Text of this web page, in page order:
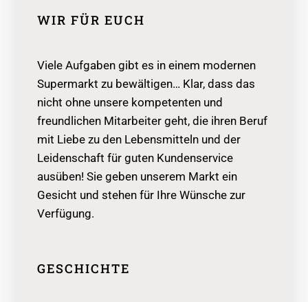
WIR FÜR EUCH
Viele Aufgaben gibt es in einem modernen
Supermarkt zu bewältigen… Klar, dass das
nicht ohne unsere kompetenten und
freundlichen Mitarbeiter geht, die ihren Beruf
mit Liebe zu den Lebensmitteln und der
Leidenschaft für guten Kundenservice
ausüben! Sie geben unserem Markt ein
Gesicht und stehen für Ihre Wünsche zur
Verfügung.
GESCHICHTE